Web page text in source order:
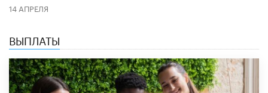
14 АПРЕЛЯ
ВЫПЛАТЫ